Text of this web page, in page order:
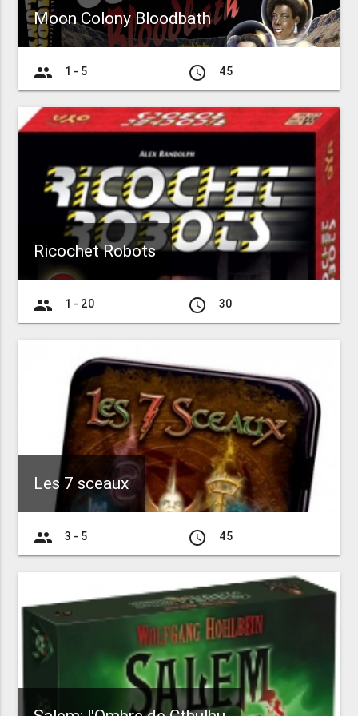
Moon Colony Bloodbath
group 1 - 5 access_time 45
Ricochet Robots
group 1 - 20 access_time 30
Les 7 sceaux
group 3 - 5 access_time 45